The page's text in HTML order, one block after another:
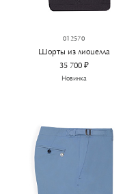
012570
Шорты из лиоцелла
35 700 ₽
Новинка